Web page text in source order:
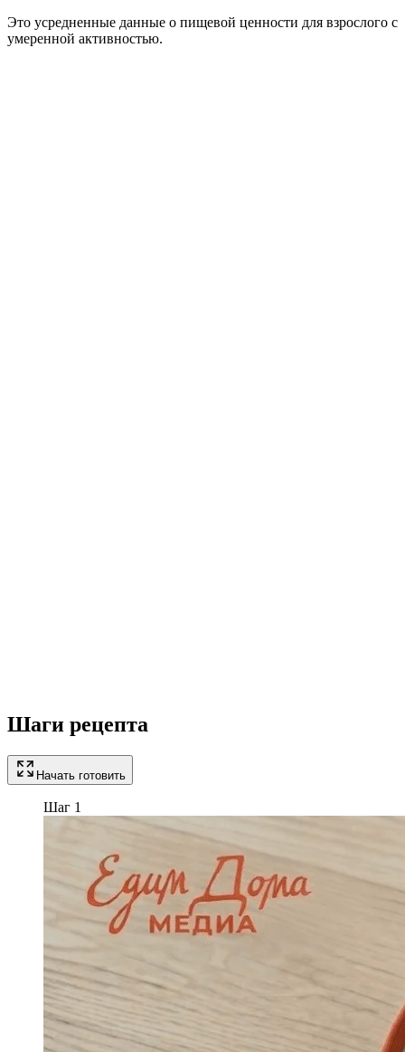
Это усредненные данные о пищевой ценности для взрослого с
умеренной активностью.
Шаги рецепта
Начать готовить
Шаг 1